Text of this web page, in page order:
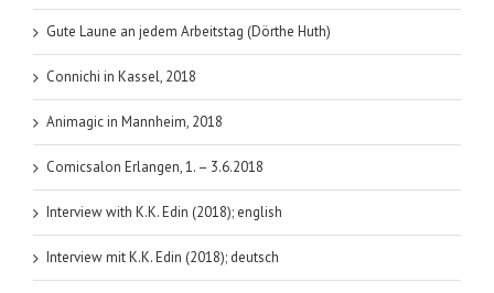
Gute Laune an jedem Arbeitstag (Dörthe Huth)
Connichi in Kassel, 2018
Animagic in Mannheim, 2018
Comicsalon Erlangen, 1. – 3.6.2018
Interview with K.K. Edin (2018); english
Interview mit K.K. Edin (2018); deutsch